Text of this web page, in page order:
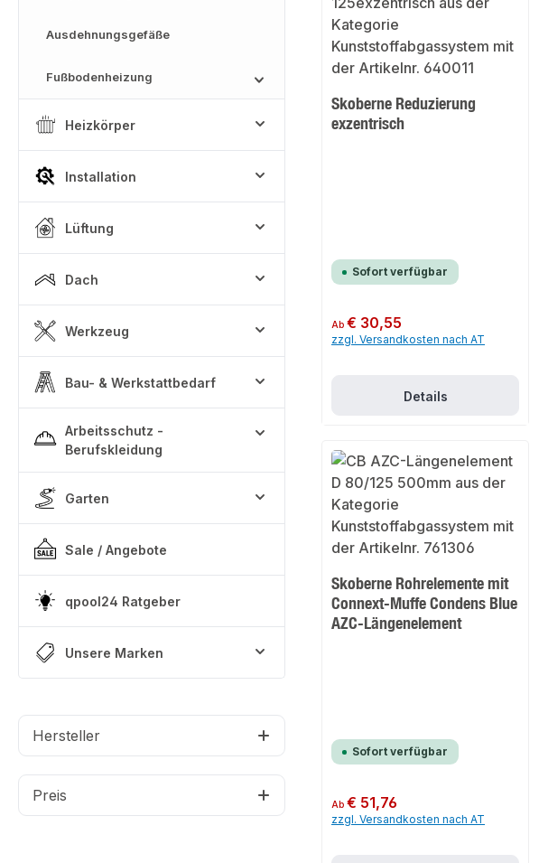
Ausdehnungsgefäße
Fußbodenheizung
Heizkörper
Installation
Lüftung
Dach
Werkzeug
Bau- & Werkstattbedarf
Arbeitsschutz -
Berufskleidung
Garten
Sale / Angebote
qpool24 Ratgeber
Unsere Marken
Hersteller
Preis
Skoberne Reduzierung
exzentrisch
Sofort verfügbar
Regulärer Preis:
Ab€ 30,55
zzgl. Versandkosten nach AT
Details
Skoberne Rohrelemente mit
Connext-Muffe Condens Blue
AZC-Längenelement
Sofort verfügbar
Regulärer Preis:
Ab€ 51,76
zzgl. Versandkosten nach AT